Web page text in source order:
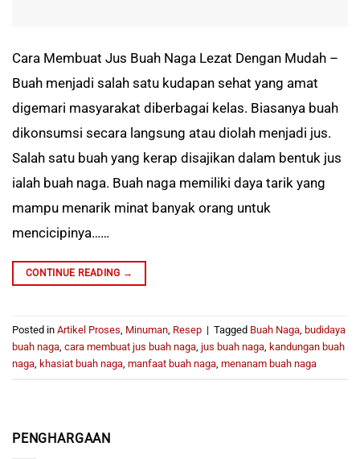
PENGHARGAAN
Cara Membuat Jus Buah Naga Lezat Dengan Mudah –
Buah menjadi salah satu kudapan sehat yang amat
digemari masyarakat diberbagai kelas. Biasanya buah
dikonsumsi secara langsung atau diolah menjadi jus.
Salah satu buah yang kerap disajikan dalam bentuk jus
ialah buah naga. Buah naga memiliki daya tarik yang
mampu menarik minat banyak orang untuk
mencicipinya……
CONTINUE READING →
Posted in Artikel Proses, Minuman, Resep | Tagged Buah Naga, budidaya
buah naga, cara membuat jus buah naga, jus buah naga, kandungan buah
naga, khasiat buah naga, manfaat buah naga, menanam buah naga